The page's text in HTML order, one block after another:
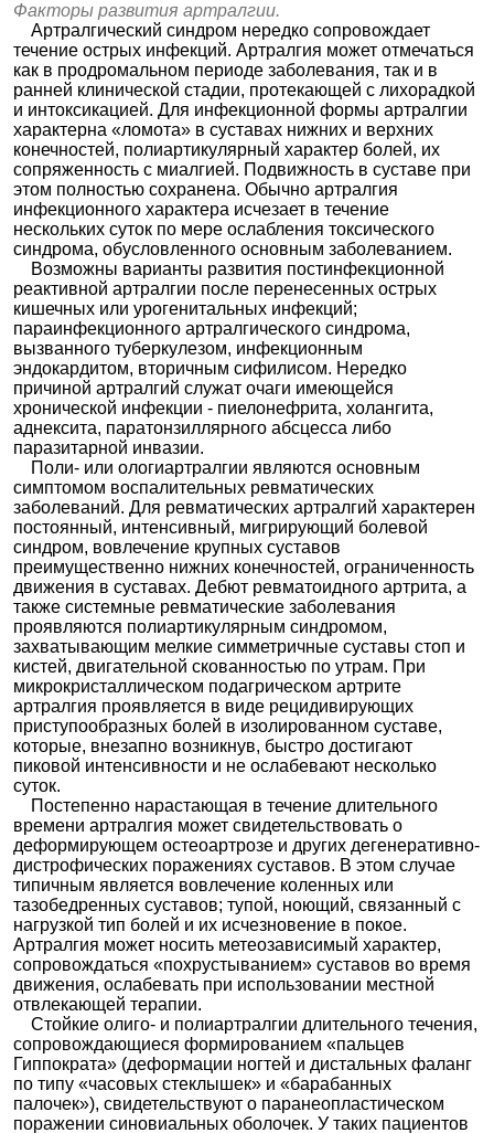
кислот
ы в
комбин
ациях
+
Питофенон
Фенпивери
ния бромид
Новиган|Спазган Нео
НПВС -
Произв
одные
салици
ловой
кислот
ы
Ацетилсал
лизина
Аспизол
Ацетилсал
ициловая
кислота
Ацетилсалициловая кислота|
Ацетилсалициловая кислота Авексима|
Ацетилсалициловая кислота-ЛекТ|
Ацетилсалициловая кислота Медисорб|
Ацетилсалициловая кислота-УБФ|Ацилпирин
Анопирин| Аспирин |Аспирин Экспресс
«Йорк»|Аспизол|Плидол 300| Упсарин УПСА
Салицилам
ид
НПВС -
Произв
одные
салици
ловой
кислот
ы в
комбин
ациях
Ацетилсал
ициловая
кислота +
(Лимонная
кислота +
Натрия
гидрокарбо
нат)
Алка-Зельтцер
Ацетилсал
ициловая
кислота +
Аскорбинов
ая кислота
Форталгин C
Ацетилсал
ициловая
кислота +
Глицин
Алька-Прим
Ацетилсал
ициловая
кислота +
Кофеин
Ацетилсал
ициловая
кислота +
Кофеин +
Парацетам
ол
Ацифеин|Аквацитрамон |Аскофен-П|Брустрио
Цитрамон - ЭкстраКап|Цитрамон-ЛекТ|
Цитрамон-МФФ|Цитрамон П|Цитрамон П Форте
|Цитрамон П Медисорб |Цитрамон П Реневал
Цитрамон Ультра|Цитрапар|Экседрин
Кофицил - плюс|Мигралгин грин|Сафистон Нео
НПВС -
Произв
одные
уксусн
ой
кислот
ы и
родств
енные
соедин
ения
Амтолмети
н гуацил
Найзилат
Кеторолак
Долак|Доломин|Кеталгин|Кетанов|Кетанов мд
| Кетофрил|Кетокам|Кетолак|Кеторол
Кеторолак БВ
|Кеторолак-Эском
Ромфарм |Кеторолак-СОЛОфарм|Кеторолак
НПВС -
Фенам
аты
Мефенамов
ая кислота
НПВС
для
местно
го
примен
ения
Диклофена
к
Диалрапид|Дифендум|ДиклАртис| Диклобене
Диклофенакол|Диклориум|Дикловит
| Вольтарен
Ибупрофен
Брудол для детей| Бурана| Долгит| Ибуфен
Ибупрофен для детей| Ипрен |Нурофактор
Нурофаст|Нурофен|Нурофен для детей|
Нурофен Экспресс Леди
|Нурофен Экспресс Нео
| Нурофен форте|Солпафлекс
Кетопрофе
н
Быструмгель|Быструмкапс |Фламакс форте
Флексен
Оки
Фенилбутаз
он
Ненарк
отичес
кие
анальг
етики,
Мелоксика
Факторы развития артралгии.
Артралгический синдром нередко сопровождает
течение острых инфекций. Артралгия может отмечаться
как в продромальном периоде заболевания, так и в
ранней клинической стадии, протекающей с лихорадкой
и интоксикацией. Для инфекционной формы артралгии
характерна «ломота» в суставах нижних и верхних
конечностей, полиартикулярный характер болей, их
сопряженность с миалгией. Подвижность в суставе при
этом полностью сохранена. Обычно артралгия
инфекционного характера исчезает в течение
нескольких суток по мере ослабления токсического
синдрома, обусловленного основным заболеванием.
Возможны варианты развития постинфекционной
реактивной артралгии после перенесенных острых
кишечных или урогенитальных инфекций;
параинфекционного артралгического синдрома,
вызванного туберкулезом, инфекционным
эндокардитом, вторичным сифилисом. Нередко
причиной артралгий служат очаги имеющейся
хронической инфекции - пиелонефрита, холангита,
аднексита, паратонзиллярного абсцесса либо
паразитарной инвазии.
Поли- или ологиартралгии являются основным
симптомом воспалительных ревматических
заболеваний. Для ревматических артралгий характерен
постоянный, интенсивный, мигрирующий болевой
синдром, вовлечение крупных суставов
преимущественно нижних конечностей, ограниченность
движения в суставах. Дебют ревматоидного артрита, а
также системные ревматические заболевания
проявляются полиартикулярным синдромом,
захватывающим мелкие симметричные суставы стоп и
кистей, двигательной скованностью по утрам. При
микрокристаллическом подагрическом артрите
артралгия проявляется в виде рецидивирующих
приступообразных болей в изолированном суставе,
которые, внезапно возникнув, быстро достигают
пиковой интенсивности и не ослабевают несколько
суток.
Постепенно нарастающая в течение длительного
времени артралгия может свидетельствовать о
деформирующем остеоартрозе и других дегенеративно-
дистрофических поражениях суставов. В этом случае
типичным является вовлечение коленных или
тазобедренных суставов; тупой, ноющий, связанный с
нагрузкой тип болей и их исчезновение в покое.
Артралгия может носить метеозависимый характер,
сопровождаться «похрустыванием» суставов во время
движения, ослабевать при использовании местной
отвлекающей терапии.
Стойкие олиго- и полиартралгии длительного течения,
сопровождающиеся формированием «пальцев
Гиппократа» (деформации ногтей и дистальных фаланг
по типу «часовых стеклышек» и «барабанных
палочек»), свидетельствуют о паранеопластическом
поражении синовиальных оболочек. У таких пациентов